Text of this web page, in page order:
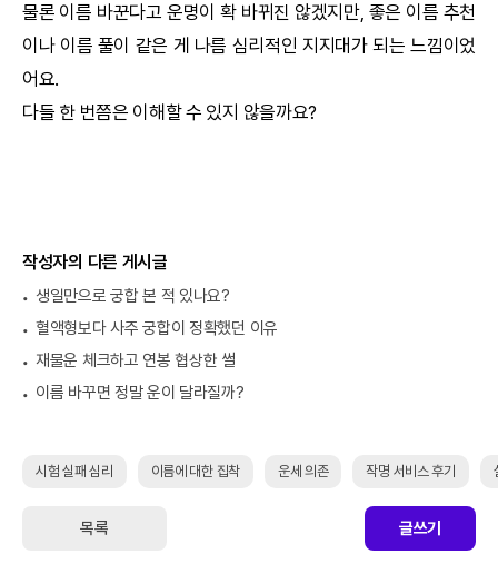
물론 이름 바꾼다고 운명이 확 바뀌진 않겠지만, 좋은 이름 추천
이나 이름 풀이 같은 게 나름 심리적인 지지대가 되는 느낌이었
어요.
다들 한 번쯤은 이해할 수 있지 않을까요?
작성자의 다른 게시글
생일만으로 궁합 본 적 있나요?
혈액형보다 사주 궁합이 정확했던 이유
재물운 체크하고 연봉 협상한 썰
이름 바꾸면 정말 운이 달라질까?
시험 실패 심리 이름에 대한 집착 운세 의존 작명 서비스 후기
목록 글쓰기